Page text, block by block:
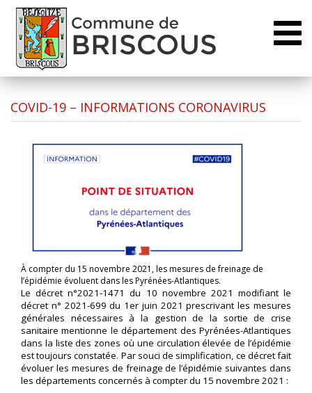
COVID-19 – INFORMATIONS CORONAVIRUS
À compter du 15 novembre 2021, les mesures de freinage de
l’épidémie évoluent dans les Pyrénées-Atlantiques.
Le décret n°2021-1471 du 10 novembre 2021 modifiant le
décret n° 2021-699 du 1er juin 2021 prescrivant les mesures
générales nécessaires à la gestion de la sortie de crise
sanitaire mentionne le département des Pyrénées-Atlantiques
dans la liste des zones où une circulation élevée de l’épidémie
est toujours constatée. Par souci de simplification, ce décret fait
évoluer les mesures de freinage de l’épidémie suivantes dans
les départements concernés à compter du 15 novembre 2021 :